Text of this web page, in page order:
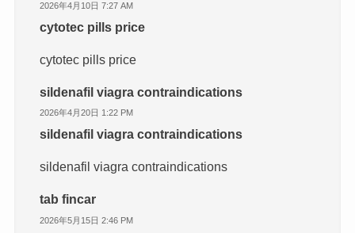
2026年4月10日 7:27 AM
cytotec pills price
cytotec pills price
sildenafil viagra contraindications
2026年4月20日 1:22 PM
sildenafil viagra contraindications
sildenafil viagra contraindications
tab fincar
2026年5月15日 2:46 PM